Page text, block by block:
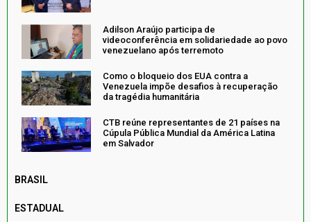
Adilson Araújo participa de
videoconferência em solidariedade ao povo
venezuelano após terremoto
Como o bloqueio dos EUA contra a
Venezuela impõe desafios à recuperação
da tragédia humanitária
CTB reúne representantes de 21 países na
Cúpula Pública Mundial da América Latina
em Salvador
BRASIL
ESTADUAL